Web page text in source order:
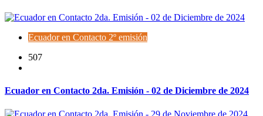
Ecuador en Contacto 2º emisión
507
Ecuador en Contacto 2da. Emisión - 02 de Diciembre de 2024